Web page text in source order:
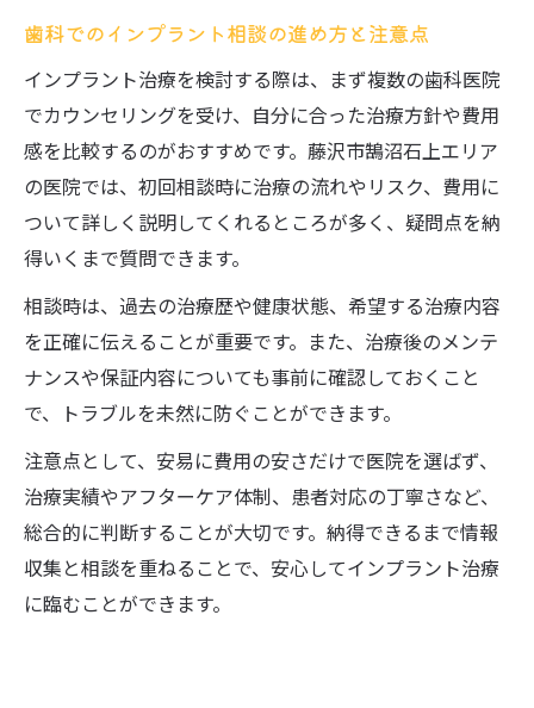
歯科でのインプラント相談の進め方と注意点
インプラント治療を検討する際は、まず複数の歯科医院
でカウンセリングを受け、自分に合った治療方針や費用
感を比較するのがおすすめです。藤沢市鵠沼石上エリア
の医院では、初回相談時に治療の流れやリスク、費用に
ついて詳しく説明してくれるところが多く、疑問点を納
得いくまで質問できます。
相談時は、過去の治療歴や健康状態、希望する治療内容
を正確に伝えることが重要です。また、治療後のメンテ
ナンスや保証内容についても事前に確認しておくこと
で、トラブルを未然に防ぐことができます。
注意点として、安易に費用の安さだけで医院を選ばず、
治療実績やアフターケア体制、患者対応の丁寧さなど、
総合的に判断することが大切です。納得できるまで情報
収集と相談を重ねることで、安心してインプラント治療
に臨むことができます。